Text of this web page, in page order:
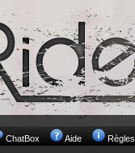
ChatBox Aide Règles